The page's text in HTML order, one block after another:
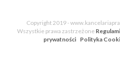
Copyright 2019 -
Wszystkie prawa zastrzeżone
prywatności Polityka